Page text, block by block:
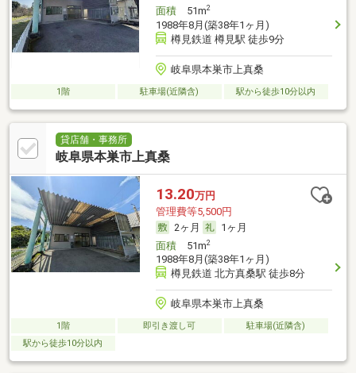
面積51m2
1988年8月(築38年1ヶ月)
樽見鉄道 樽見駅 徒歩9分
岐阜県本巣市上真桑
1階 駐車場(近隣含) 駅から徒歩10分以内
貸店舗・事務所
岐阜県本巣市上真桑
13.20万円
管理費等5,500円
2ヶ月
1ヶ月
面積51m2
1988年8月(築38年1ヶ月)
樽見鉄道 北方真桑駅 徒歩8分
岐阜県本巣市上真桑
1階 即引き渡し可
駐車場(近隣含)
駅から徒歩10分以内